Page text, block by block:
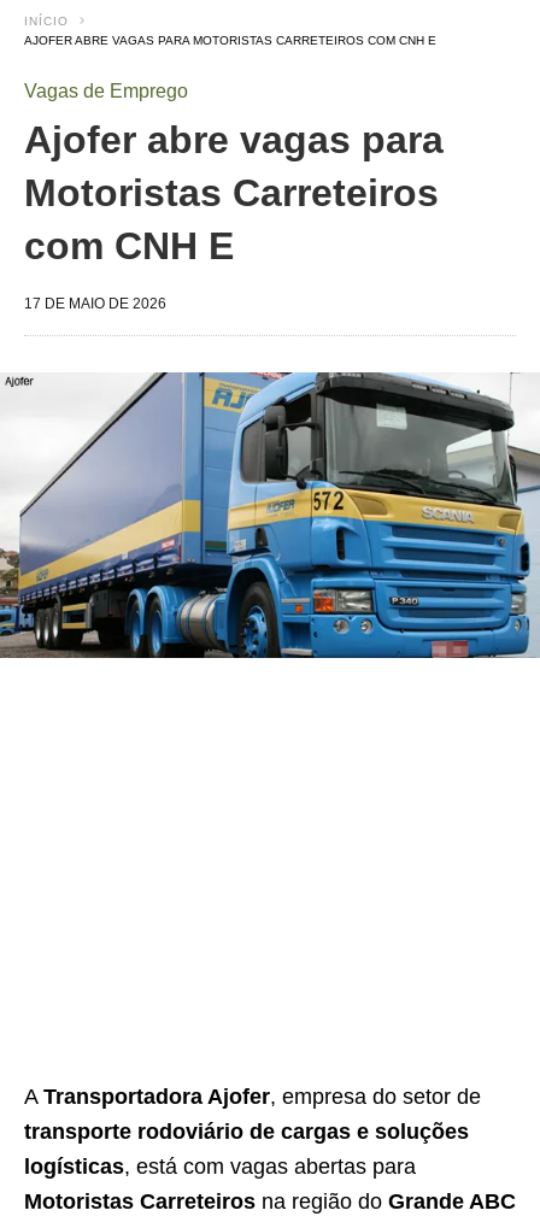
INÍCIO
AJOFER ABRE VAGAS PARA MOTORISTAS CARRETEIROS COM CNH E
Vagas de Emprego
Ajofer abre vagas para
Motoristas Carreteiros
com CNH E
17 DE MAIO DE 2026
A Transportadora Ajofer, empresa do setor de
transporte rodoviário de cargas e soluções
logísticas, está com vagas abertas para
Motoristas Carreteiros na região do Grande ABC